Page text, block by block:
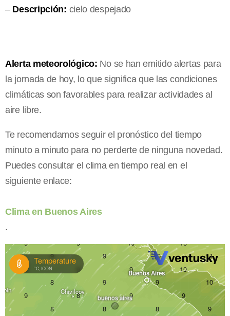
– Descripción: cielo despejado
Alerta meteorológico: No se han emitido alertas para
la jornada de hoy, lo que significa que las condiciones
climáticas son favorables para realizar actividades al
aire libre.
Te recomendamos seguir el pronóstico del tiempo
minuto a minuto para no perderte de ninguna novedad.
Puedes consultar el clima en tiempo real en el
siguiente enlace:
Clima en Buenos Aires
.